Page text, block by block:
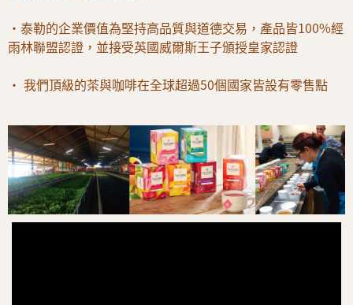
• 泰勒的企業價值為堅持高品質與道德交易，產品皆100%經
雨林聯盟認證，並接受英國威爾斯王子頒授皇家認證
• 我們頂級的茶與咖啡在全球超過50個國家皆設有零售點